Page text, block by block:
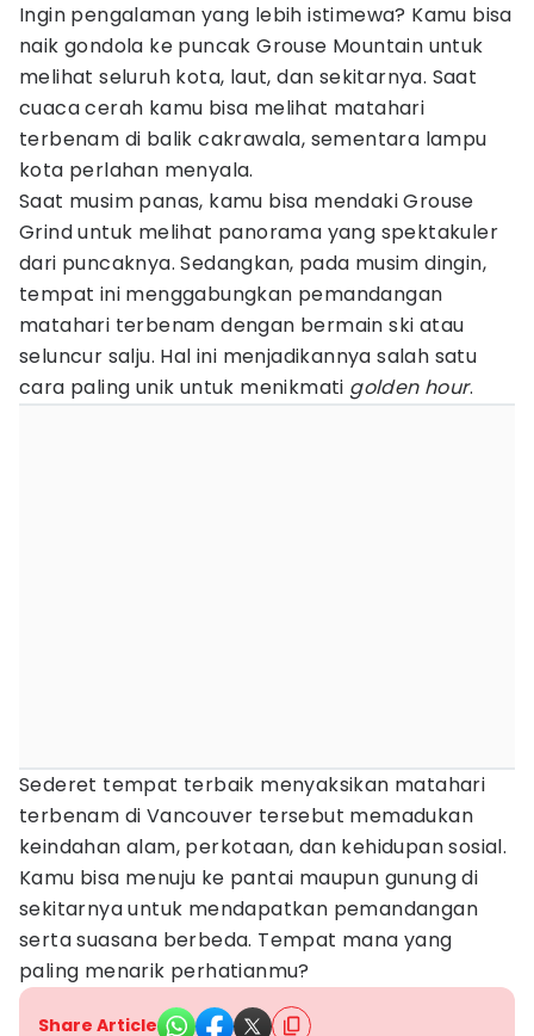
Ingin pengalaman yang lebih istimewa? Kamu bisa
naik gondola ke puncak Grouse Mountain untuk
melihat seluruh kota, laut, dan sekitarnya. Saat
cuaca cerah kamu bisa melihat matahari
terbenam di balik cakrawala, sementara lampu
kota perlahan menyala.
Saat musim panas, kamu bisa mendaki Grouse
Grind untuk melihat panorama yang spektakuler
dari puncaknya. Sedangkan, pada musim dingin,
tempat ini menggabungkan pemandangan
matahari terbenam dengan bermain ski atau
seluncur salju. Hal ini menjadikannya salah satu
cara paling unik untuk menikmati golden hour.
Sederet tempat terbaik menyaksikan matahari
terbenam di Vancouver tersebut memadukan
keindahan alam, perkotaan, dan kehidupan sosial.
Kamu bisa menuju ke pantai maupun gunung di
sekitarnya untuk mendapatkan pemandangan
serta suasana berbeda. Tempat mana yang
paling menarik perhatianmu?
Share Article